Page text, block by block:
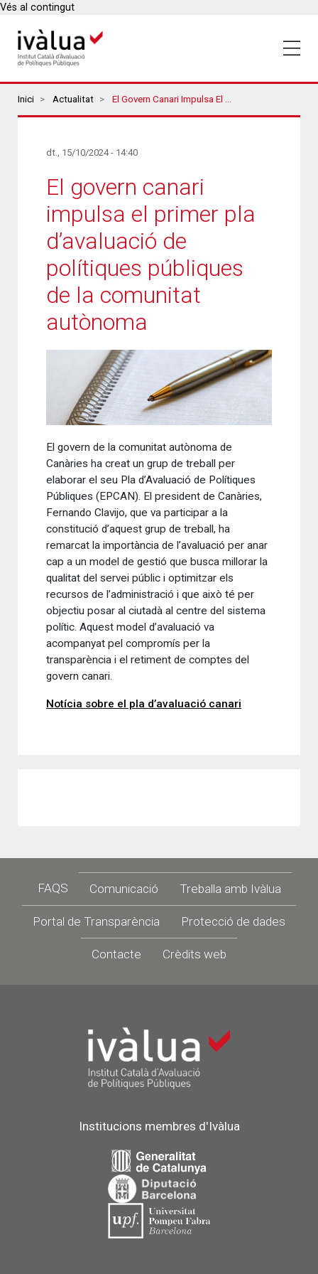
Vés al contingut
Breadcrumbs
Inici Actualitat El Govern Canari Impulsa El Primer Pla D’avaluació De Polítiques Públiques De La Comunitat Autònoma
dt., 15/10/2024 - 14:40
El govern canari
impulsa el primer pla
d’avaluació de
polítiques públiques
de la comunitat
autònoma
El govern de la comunitat autònoma de
Canàries ha creat un grup de treball per
elaborar el seu Pla d’Avaluació de Polítiques
Públiques (EPCAN). El president de Canàries,
Fernando Clavijo, que va participar a la
constitució d’aquest grup de treball, ha
remarcat la importància de l’avaluació per anar
cap a un model de gestió que busca millorar la
qualitat del servei públic i optimitzar els
recursos de l’administració i que això té per
objectiu posar al ciutadà al centre del sistema
polític. Aquest model d’avaluació va
acompanyat pel compromís per la
transparència i el retiment de comptes del
govern canari.
Notícia sobre el pla d’avaluació canari
Footer
FAQS Comunicació Treballa amb Ivàlua
Portal de Transparència Protecció de dades
Contacte Crèdits web
Institucions membres d'Ivàlua